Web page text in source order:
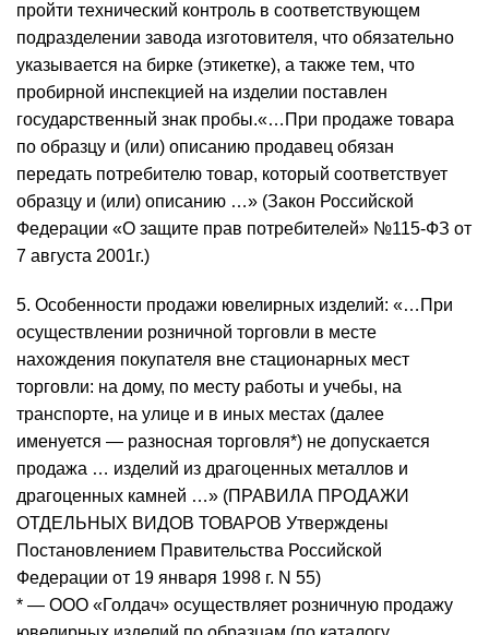
пройти технический контроль в соответствующем
подразделении завода изготовителя, что обязательно
указывается на бирке (этикетке), а также тем, что
пробирной инспекцией на изделии поставлен
государственный знак пробы.«…При продаже товара
по образцу и (или) описанию продавец обязан
передать потребителю товар, который соответствует
образцу и (или) описанию …» (Закон Российской
Федерации «О защите прав потребителей» №115-ФЗ от
7 августа 2001г.)
5. Особенности продажи ювелирных изделий: «…При
осуществлении розничной торговли в месте
нахождения покупателя вне стационарных мест
торговли: на дому, по месту работы и учебы, на
транспорте, на улице и в иных местах (далее
именуется — разносная торговля*) не допускается
продажа … изделий из драгоценных металлов и
драгоценных камней …» (ПРАВИЛА ПРОДАЖИ
ОТДЕЛЬНЫХ ВИДОВ ТОВАРОВ Утверждены
Постановлением Правительства Российской
Федерации от 19 января 1998 г. N 55)
* — ООО «Голдач» осуществляет розничную продажу